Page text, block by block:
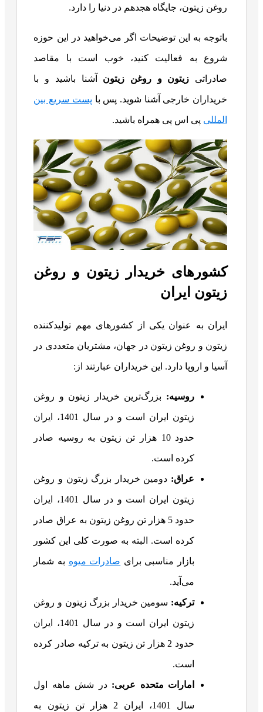
روغن زیتون، جایگاه هجدهم در دنیا را دارد.
باتوجه به این توضیحات اگر می‌خواهید در این حوزه
شروع به فعالیت کنید، خوب است با مقاصد
صادراتی زیتون و روغن زیتون آشنا باشید و با
خریداران خارجی آشنا شوید. پس با پست سریع بین
المللی پی اس پی همراه باشید.
کشورهای خریدار زیتون و روغن
زیتون ایران
ایران به عنوان یکی از کشورهای مهم تولیدکننده
زیتون و روغن زیتون در جهان، مشتریان متعددی در
آسیا و اروپا دارد. این خریداران عبارتند از:
روسیه: بزرگ‌ترین خریدار زیتون و روغن
زیتون ایران است و در سال 1401، ایران
حدود 10 هزار تن زیتون به روسیه صادر
کرده است.
عراق: دومین خریدار بزرگ زیتون و روغن
زیتون ایران است و در سال 1401، ایران
حدود 5 هزار تن روغن زیتون به عراق صادر
کرده است. البته به صورت کلی این کشور
بازار مناسبی برای صادرات میوه به شمار
می‌آید.
ترکیه: سومین خریدار بزرگ زیتون و روغن
زیتون ایران است و در سال 1401، ایران
حدود 2 هزار تن زیتون به ترکیه صادر کرده
است.
امارات متحده عربی:در شش ماهه اول
سال 1401، ایران 2 هزار تن زیتون به